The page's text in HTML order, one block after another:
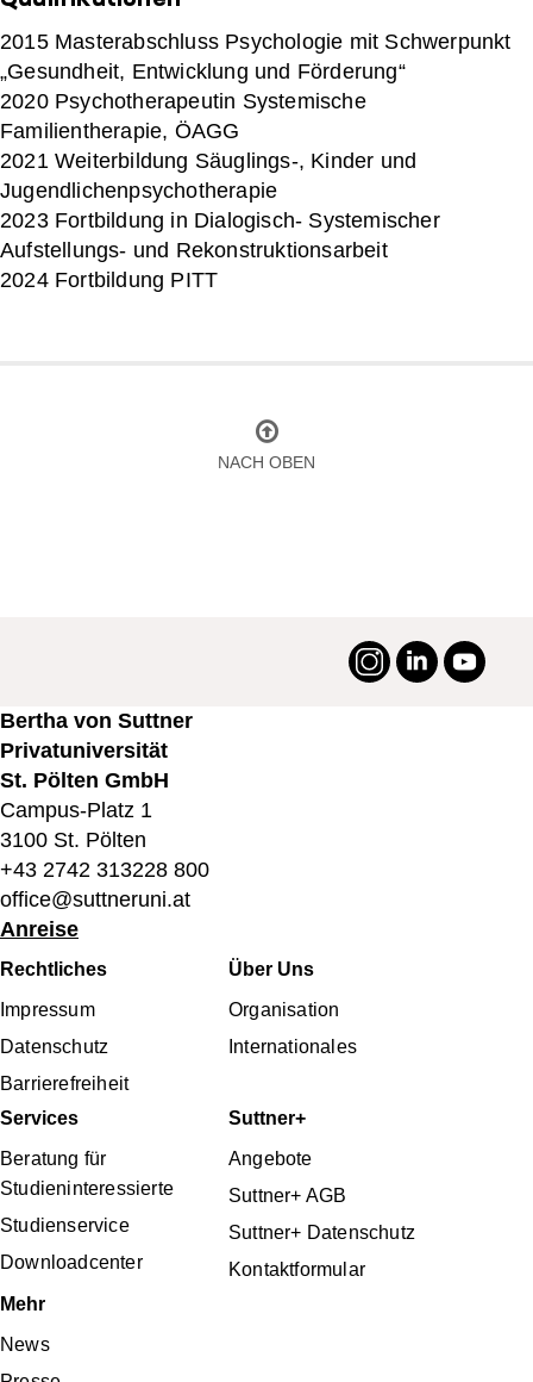
2015 Masterabschluss Psychologie mit Schwerpunkt
„Gesundheit, Entwicklung und Förderung“
2020 Psychotherapeutin Systemische
Familientherapie, ÖAGG
2021 Weiterbildung Säuglings-, Kinder und
Jugendlichenpsychotherapie
2023 Fortbildung in Dialogisch- Systemischer
Aufstellungs- und Rekonstruktionsarbeit
2024 Fortbildung PITT
NACH OBEN
#suttneruni
Instagram
LinkedIn
Bertha von Suttner
Privatuniversität
St. Pölten GmbH
Campus-Platz 1
3100 St. Pölten
+43 2742 313228 800
office@suttneruni.at
Anreise
Fußbereichsmenü
Rechtliches
Impressum
Datenschutz
Barrierefreiheit
Über Uns
Organisation
Internationales
Services
Beratung für
Studieninteressierte
Studienservice
Downloadcenter
Suttner+
Angebote
Suttner+ AGB
Suttner+ Datenschutz
Kontaktformular
Mehr
News